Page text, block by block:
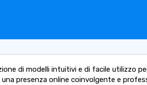
di modelli intuitivi e di facile utilizzo
presenza online coinvolgente e